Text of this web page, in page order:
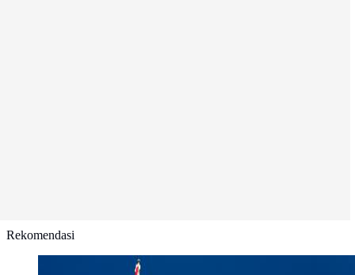
Rekomendasi